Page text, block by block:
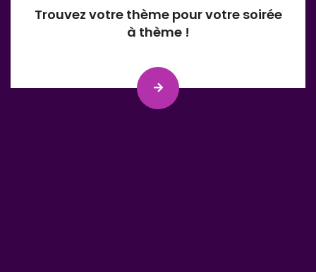
Trouvez votre thème pour votre soirée
à thème !